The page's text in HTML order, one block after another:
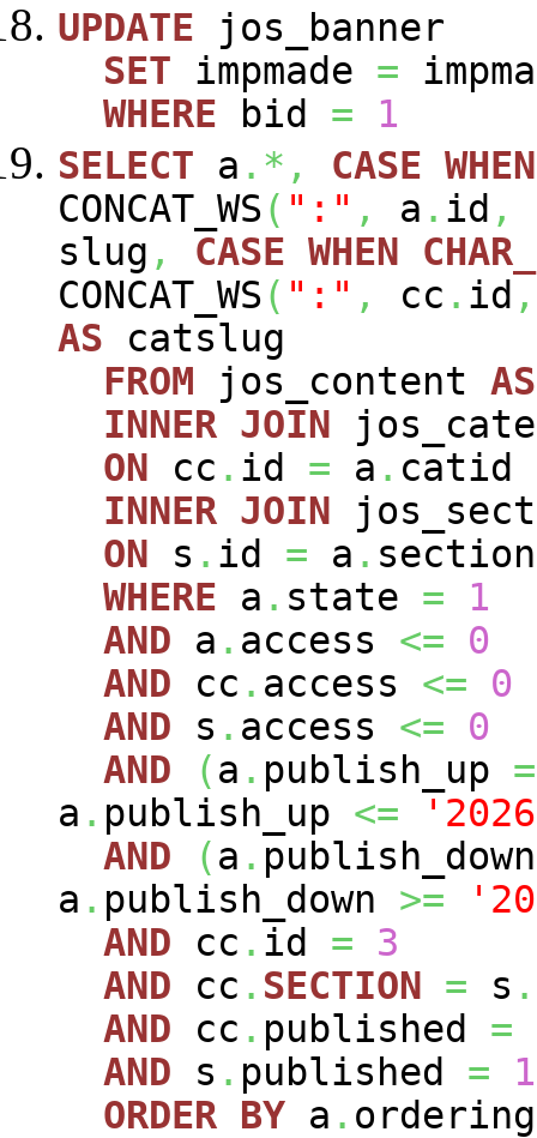
UPDATE jos_banner
SET impmade =
WHERE bid =
1
SELECT a .*, CASE WHEN
CONCAT_WS( ":" , a . id ,
slug , CASE WHEN
CONCAT_WS( ":" , cc . id ,
AS catslug
FROM jos_content AS
INNER JOIN
ON cc . id = a . catid
INNER JOIN
ON s . id = a .
WHERE a . state =
1
AND a . access <=
0
AND cc . access <=
0
AND s . access <=
0
AND
(a . publish_up =
a . publish_up <=
AND
(a .
a . publish_down >=
AND cc . id =
3
AND cc . SECTION = s .
AND cc . published =
AND s . published =
1
ORDER BY a . ordering